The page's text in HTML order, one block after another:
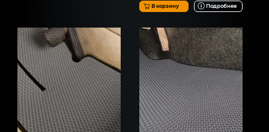
В корзину Подробнее